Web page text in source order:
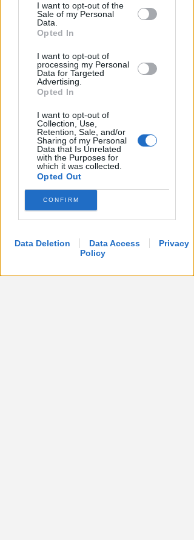
by us to third parties on the IAB’s List of
Downstream Participants that may
further disclose it to other third parties.
I want to opt-out of the
Sale of my Personal
Data.
Opted In
I want to opt-out of
processing my Personal
Data for Targeted
Advertising.
Opted In
I want to opt-out of
Collection, Use,
Retention, Sale, and/or
Sharing of my Personal
Data that Is Unrelated
with the Purposes for
which it was collected.
Opted Out
CONFIRM
Data Deletion Data Access
Privacy
Policy
SABATO AL "BIANCHELLI"
Ingresso gratuito per il test
match tra Vigor Senigallia e
Rimini
Icaro Sport